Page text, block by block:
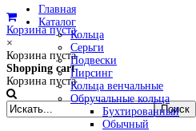
Корзина пуста
×
Корзина пуста
Shopping cart
Корзина пуста
Главная
Каталог
Кольца
Серьги
Подвески
Пирсинг
Кольца венчальные
Обручальные кольца
Бухтированный
Обычный